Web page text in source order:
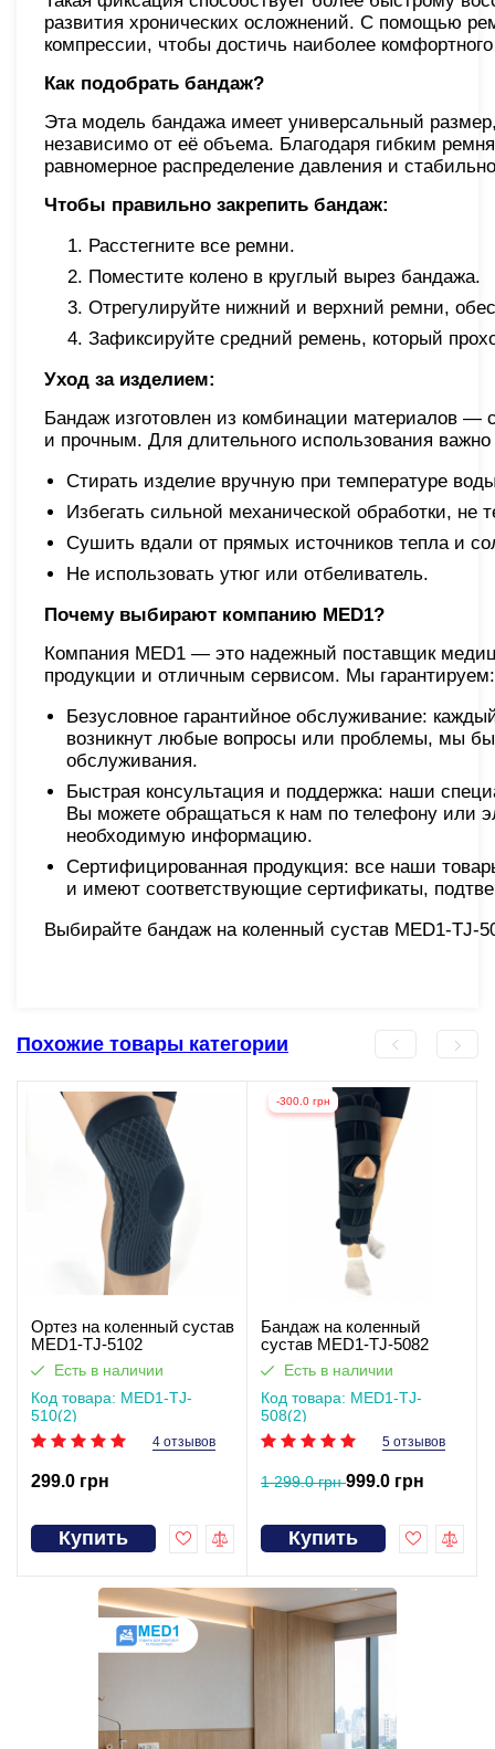
развития хронических осложнений. С помощью
компрессии, чтобы достичь наиболее
Как подобрать бандаж?
Эта модель бандажа имеет универсальный
независимо от её объема. Благодаря гибким
равномерное распределение давления и
Чтобы правильно закрепить бандаж:
Расстегните все ремни.
Поместите колено в круглый вырез бандажа.
Отрегулируйте нижний и верхний ремни,
Зафиксируйте средний ремень, который
Уход за изделием:
Бандаж изготовлен из комбинации материалов —
и прочным. Для длительного использования
Стирать изделие вручную при температуре
Избегать сильной механической обработки, не
Сушить вдали от прямых источников тепла и
Не использовать утюг или отбеливатель.
Почему выбирают компанию MED1?
Компания MED1 — это надежный поставщик
продукции и отличным сервисом. Мы гарантируем:
Безусловное гарантийное обслуживание:
возникнут любые вопросы или проблемы, мы
обслуживания.
Быстрая консультация и поддержка: наши
Вы можете обращаться к нам по телефону или
необходимую информацию.
Сертифицированная продукция: все наши
и имеют соответствующие сертификаты,
Выбирайте бандаж на коленный сустав MED1-TJ-
Похожие товары категории
Ортез на коленный сустав
MED1-TJ-5102
Есть в наличии
Код товара: MED1-TJ-
510(2)
4 отзывов
299.0 грн
Купить
-300.0 грн
Бандаж на коленный
сустав MED1-TJ-5082
Есть в наличии
Код товара: MED1-TJ-
508(2)
5 отзывов
1 299.0 грн999.0 грн
Купить